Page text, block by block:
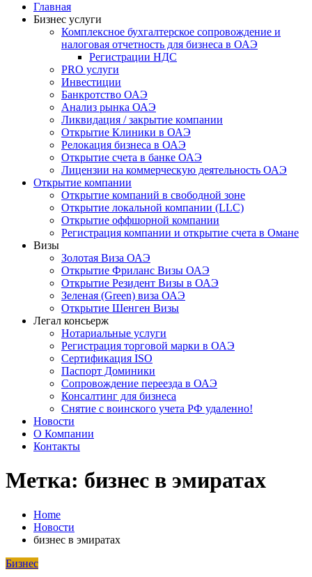
Главная
Бизнес услуги
Комплексное бухгалтерское сопровождение и
налоговая отчетность для бизнеса в ОАЭ
Регистрации НДС
PRO услуги
Инвестиции
Банкротство ОАЭ
Анализ рынка ОАЭ
Ликвидация / закрытие компании
Открытие Клиники в ОАЭ
Релокация бизнеса в ОАЭ
Открытие счета в банке ОАЭ
Лицензии на коммерческую деятельность ОАЭ
Открытие компании
Открытие компаний в свободной зоне
Открытие локальной компании (LLC)
Открытие оффшорной компании
Регистрация компании и открытие счета в Омане
Визы
Золотая Виза ОАЭ
Открытие Фриланс Визы ОАЭ
Открытие Резидент Визы в ОАЭ
Зеленая (Green) виза ОАЭ
Открытие Шенген Визы
Легал консьерж
Нотариальные услуги
Регистрация торговой марки в ОАЭ
Сертификация ISO
Паспорт Доминики
Сопровождение переезда в ОАЭ
Консалтинг для бизнеса
Снятие с воинского учета РФ удаленно!
Новости
О Компании
Контакты
Метка: бизнес в эмиратах
Home
Новости
бизнес в эмиратах
Бизнес